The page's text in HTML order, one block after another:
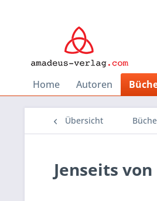
Home Autoren
Übersicht
Jenseits